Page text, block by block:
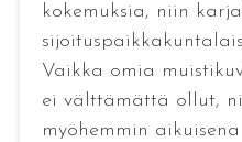
kokemuksia, niin
Vaikka omia
ei välttämättä ollut,
myöhemmin